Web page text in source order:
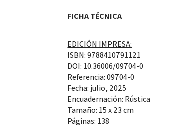
FICHA TÉCNICA
EDICIÓN IMPRESA:
ISBN: 9788410791121
DOI: 10.36006/09704-0
Referencia: 09704-0
Fecha: julio, 2025
Encuadernación: Rústica
Tamaño: 15 x 23 cm
Páginas: 138